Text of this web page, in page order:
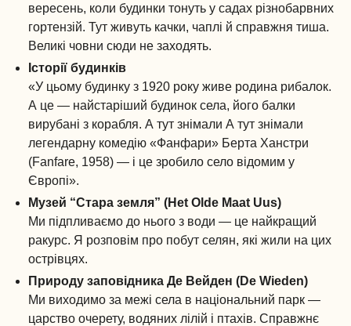
вересень, коли будинки тонуть у садах різнобарвних
гортензій. Тут живуть качки, чаплі й справжня тиша.
Великі човни сюди не заходять.
Історії будинків
«У цьому будинку з 1920 року живе родина рибалок.
А це — найстаріший будинок села, його балки
вирубані з корабля. А тут знімали А тут знімали
легендарну комедію «Фанфари» Берта Ханстри
(Fanfare, 1958) — і це зробило село відомим у
Європі».
Музей “Стара земля” (Het Olde Maat Uus)
Ми підпливаємо до нього з води — це найкращий
ракурс. Я розповім про побут селян, які жили на цих
острівцях.
Природу заповідника Де Вейден (De Wieden)
Ми виходимо за межі села в національний парк —
царство очерету, водяних лілій і птахів. Справжнє